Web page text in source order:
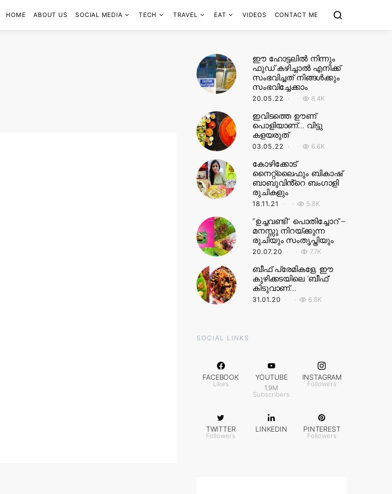
HOME ABOUT US SOCIAL MEDIA TECH TRAVEL EAT VIDEOS CONTACT ME
ഈ ഹോട്ടലിൽ നിന്നും
ഫുഡ് കഴിച്ചാൽ എനിക്ക്
സംഭവിച്ചത് നിങ്ങൾക്കും
സംഭവിച്ചേക്കാം
20.05.22 8.4K
ഇവിടത്തെ ഊണ്
പൊളിയാണ്… വിട്ടു
കളയരുത്
03.05.22 6.6K
കോഴിക്കോട്
നൈറ്റ്‌ലൈഫും ബികാഷ്
ബാബുവിൻ്റെ ബംഗാളി
രുചികളും
18.11.21 5.8K
“ഉച്ചവണ്ടി” പൊതിച്ചോറ് –
മനസ്സു നിറയ്ക്കുന്ന
രുചിയും സംതൃപ്തിയും
20.07.20 7.7K
ബീഫ് പ്രേമികളേ, ഈ
കുഴിക്കടയിലെ ‘ബീഫ്’
കിടുവാണ്…
31.01.20 6.8K
SOCIAL LINKS
FACEBOOK
Likes
YOUTUBE
1.9M
Subscribers
INSTAGRAM
Followers
TWITTER
Followers
LINKEDIN PINTEREST
Followers